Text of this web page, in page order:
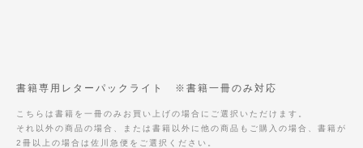
書籍専用レターパックライト ※書籍一冊のみ対応
こちらは書籍を一冊のみお買い上げの場合にご選択いただけます。
それ以外の商品の場合、または書籍以外に他の商品もご購入の場合、書籍が
2冊以上の場合は佐川急便をご選択ください。